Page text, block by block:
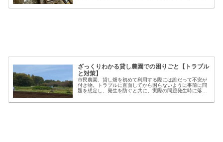
しますが、種類も多く、初心者には...
ざっくりわかる貸し農園での困りごと【トラブル
と対策】
市民農園、貸し畑を初めて利用する際には誰だって不安が
付き物。トラブルに直面してから困らないように事前に問
題を想定し、発生を防ぐと共に、実際の問題発生時に落ち
【困った】と【トラブル】困りごとト...